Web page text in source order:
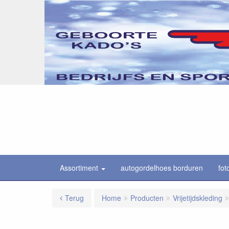
Assortiment autogordelhoes borduren
Terug Home Producten Vrijetijdskleding